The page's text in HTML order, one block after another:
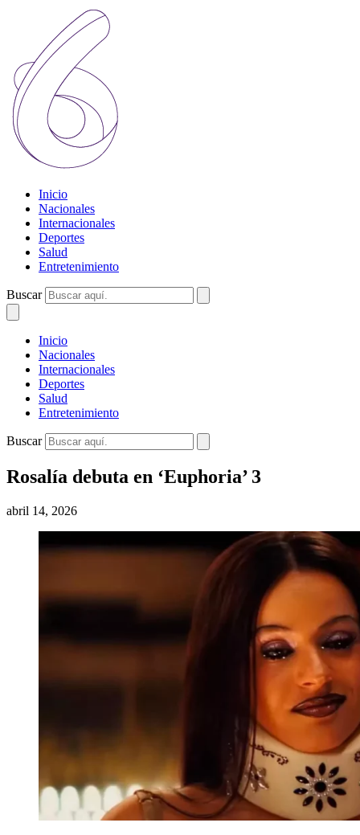
Inicio
Nacionales
Internacionales
Deportes
Salud
Entretenimiento
Buscar
Inicio
Nacionales
Internacionales
Deportes
Salud
Entretenimiento
Buscar
Rosalía debuta en ‘Euphoria’ 3
abril 14, 2026